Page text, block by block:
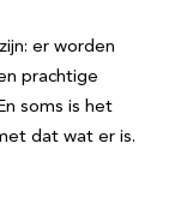
er worden
prachtige
soms is het
dat wat er is.